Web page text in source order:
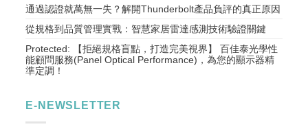
通過認證就萬無一失？解開Thunderbolt產品負評的真正原因
從規格到品質管理實戰：智慧家居雷達感測技術驗證關鍵
Protected: 【拒絕規格盲點，打造完美視界】 百佳泰光學性
能顧問服務(Panel Optical Performance)，為您的顯示器精
準定調！
E-NEWSLETTER